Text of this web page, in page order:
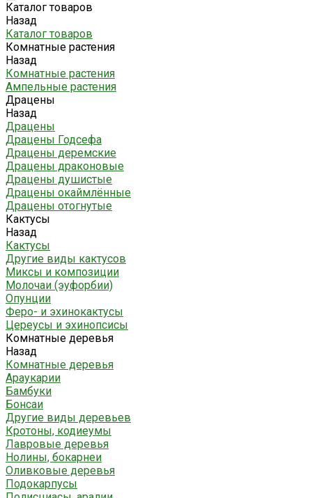
Каталог товаров
Назад
Каталог товаров
Комнатные растения
Назад
Комнатные растения
Ампельные растения
Драцены
Назад
Драцены
Драцены Годсефа
Драцены деремские
Драцены драконовые
Драцены душистые
Драцены окаймлённые
Драцены отогнутые
Кактусы
Назад
Кактусы
Другие виды кактусов
Миксы и композиции
Молочаи (эуфорбии)
Опунции
Феро- и эхинокактусы
Цереусы и эхинопсисы
Комнатные деревья
Назад
Комнатные деревья
Араукарии
Бамбуки
Бонсаи
Другие виды деревьев
Кротоны, кодиеумы
Лавровые деревья
Нолины, бокарнеи
Оливковые деревья
Подокарпусы